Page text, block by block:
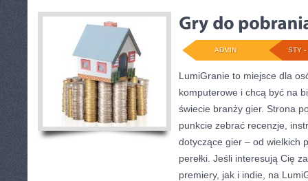
STY -
ADMIN
LumiGranie to miejsce dla
komputerowe i chcą być na
świecie branży gier. Strona
punkcie zebrać recenzje,
dotyczące gier – od wielkich
perełki. Jeśli interesują Cię
premiery, jak i indie, na